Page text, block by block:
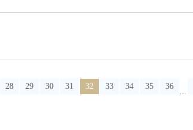
安全、高效的工作环境，以便更大限度地提高员工的工作
沟通交流和隐私）来提高工作效率。那么功能区到底应该
积上可以不用占用太多，过大过小都不合适，可以根据企
之间...
28 29 30 31 32 33 34 35 36
...